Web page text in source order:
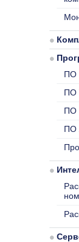
ПО
ПО
ПО
ПО